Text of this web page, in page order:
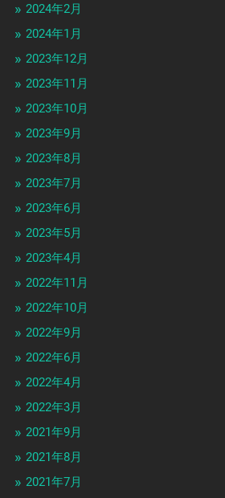
2024年2月
2024年1月
2023年12月
2023年11月
2023年10月
2023年9月
2023年8月
2023年7月
2023年6月
2023年5月
2023年4月
2022年11月
2022年10月
2022年9月
2022年6月
2022年4月
2022年3月
2021年9月
2021年8月
2021年7月